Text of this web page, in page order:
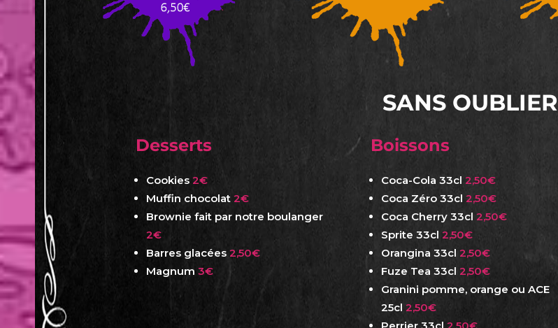
SANS OUBLIER
Desserts
Cookies2€
Muffin chocolat2€
Brownie fait par notre boulanger
2€
Barres glacées2,50€
Magnum3€
Boissons
Coca-Cola 33cl2,50€
Coca Zéro 33cl2,50€
Coca Cherry 33cl2,50€
Sprite 33cl 2,50€
Orangina 33cl 2,50€
Fuze Tea 33cl 2,50€
Granini pomme, orange ou ACE
25cl 2,50€